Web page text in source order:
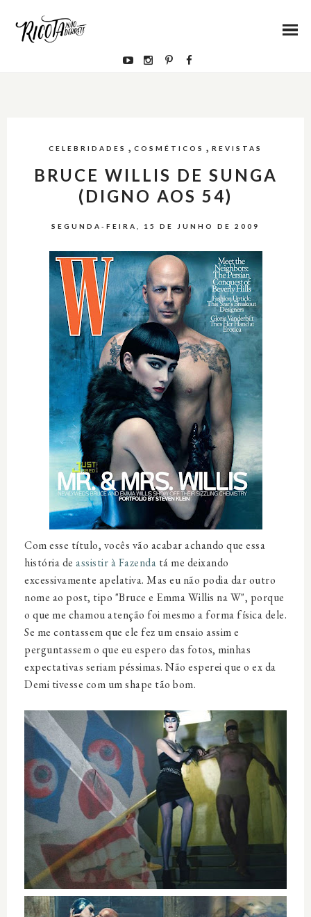
CELEBRIDADES , COSMÉTICOS , REVISTAS
BRUCE WILLIS DE SUNGA
(DIGNO AOS 54)
SEGUNDA-FEIRA, 15 DE JUNHO DE 2009
Com esse título, vocês vão acabar achando que essa
história de assistir à Fazenda tá me deixando
excessivamente apelativa. Mas eu não podia dar outro
nome ao post, tipo "Bruce e Emma Willis na W", porque
o que me chamou atenção foi mesmo a forma física dele.
Se me contassem que ele fez um ensaio assim e
perguntassem o que eu espero das fotos, minhas
expectativas seriam péssimas. Não esperei que o ex da
Demi tivesse com um shape tão bom.